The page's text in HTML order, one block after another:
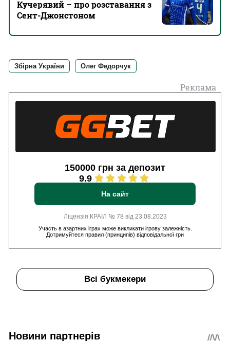
Кучерявий – про розставання з
Сент-Джонстоном
Збірна України Олег Федорчук
Реклама
150000 грн за депозит
9.9
На сайт
Ліцензія КРАІЛ № 78 від 23.08.2023
Участь в азартних іграх може викликати ігрову залежність.
Дотримуйтеся правил (принципів) відповідальної гри
Всі букмекери